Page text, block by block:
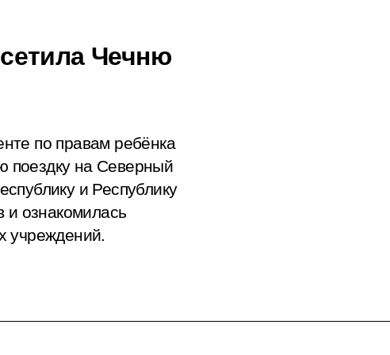
Чечню
по правам ребёнка
поездку на Северный
и Республику
и ознакомилась
учреждений.